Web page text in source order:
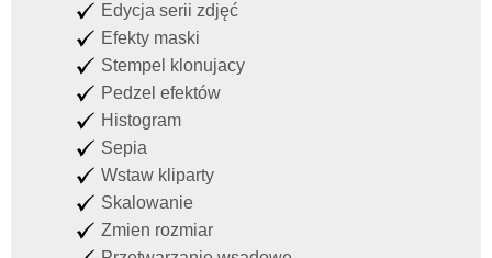
Edycja serii zdjęć
Efekty maski
Stempel klonujacy
Pedzel efektów
Histogram
Sepia
Wstaw kliparty
Skalowanie
Zmien rozmiar